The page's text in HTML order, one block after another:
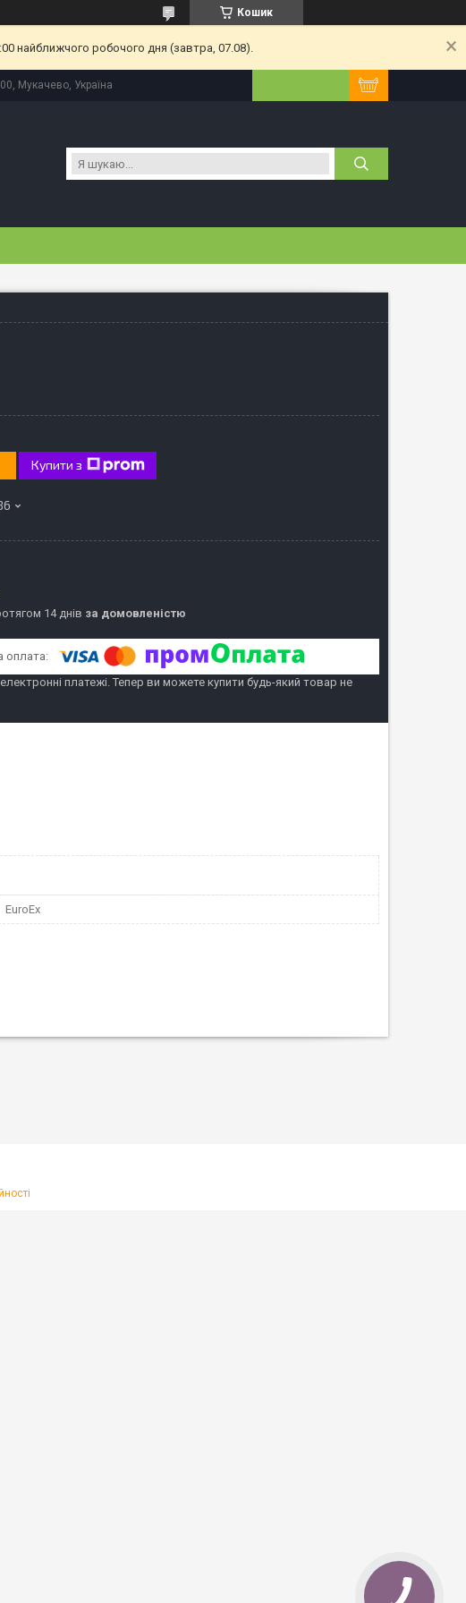
Кошик
найближчого робочого дня (завтра, 07.08).
Мукачево, Україна
Купити з
14 днів за домовленістю
електронні платежі. Тепер ви можете купити будь-який товар не
EuroEx